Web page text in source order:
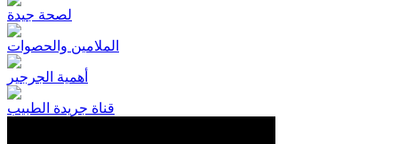
لصحة جيدة
الملامين والحصوات
أهمية الجرجير
قناة جريدة الطبيب